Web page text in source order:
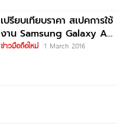
เปรียบเทียบราคา สเปคการใช้
งาน Samsung Galaxy A7
(2016) vs Samsung
ข่าวมือถือใหม่ 1 March 2016